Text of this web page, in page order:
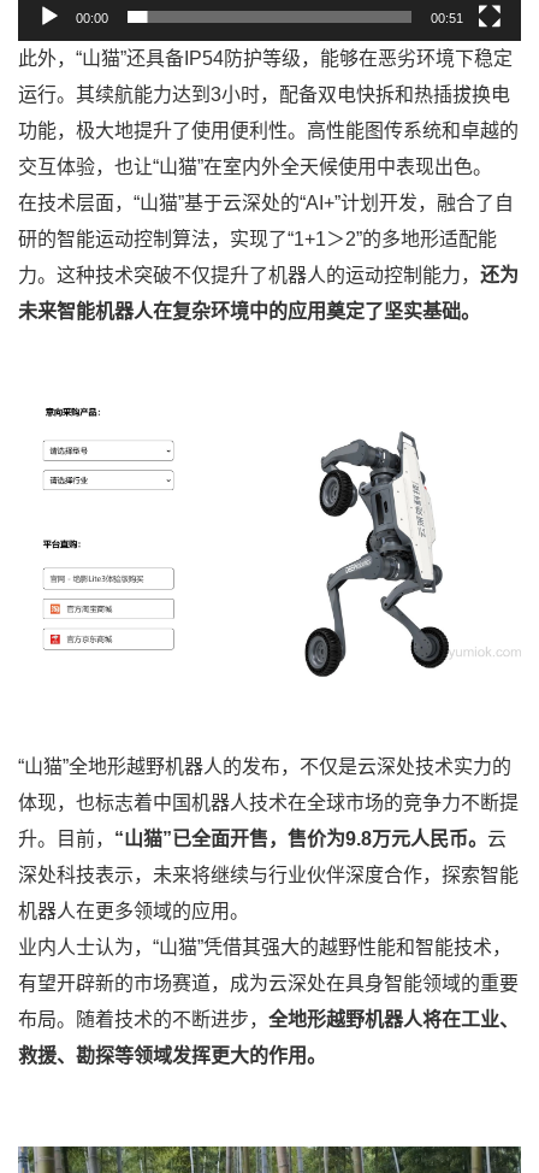
00:00 00:51
此外，“山猫”还具备IP54防护等级，能够在恶劣环境下稳定
运行。其续航能力达到3小时，配备双电快拆和热插拔换电
功能，极大地提升了使用便利性。高性能图传系统和卓越的
交互体验，也让“山猫”在室内外全天候使用中表现出色。
在技术层面，“山猫”基于云深处的“AI+”计划开发，融合了自
研的智能运动控制算法，实现了“1+1＞2”的多地形适配能
力。这种技术突破不仅提升了机器人的运动控制能力， 还为
未来智能机器人在复杂环境中的应用奠定了坚实基础。
“山猫”全地形越野机器人的发布，不仅是云深处技术实力的
体现，也标志着中国机器人技术在全球市场的竞争力不断提
升。目前， “山猫”已全面开售，售价为9.8万元人民币。 云
深处科技表示，未来将继续与行业伙伴深度合作，探索智能
机器人在更多领域的应用。
业内人士认为，“山猫”凭借其强大的越野性能和智能技术，
有望开辟新的市场赛道，成为云深处在具身智能领域的重要
布局。随着技术的不断进步， 全地形越野机器人将在工业、
救援、勘探等领域发挥更大的作用。